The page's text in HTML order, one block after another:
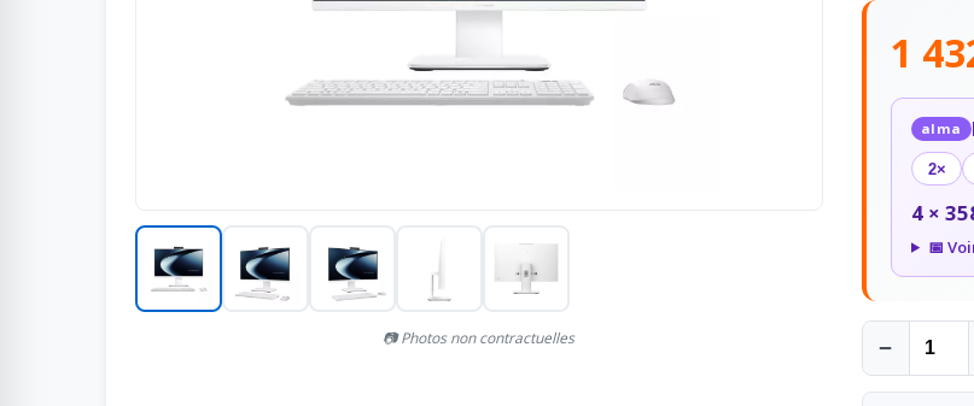
📷 Photos non contractuelles
1
alma
2×
4 ×
📅
−